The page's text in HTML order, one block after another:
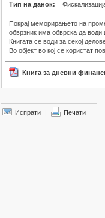
Тип на данок:
Покрај меморирањето на
обврзник има обврска да
Книгата се води за секој
Во објект во кој се користат
Книга за дневни
Испрати | Печати